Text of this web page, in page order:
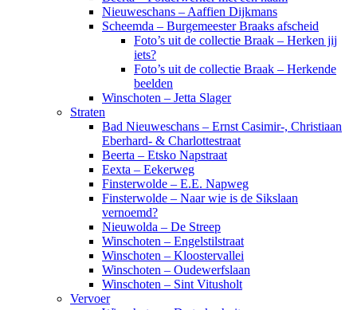
Nieuweschans – Aaffien Dijkmans
Scheemda – Burgemeester Braaks afscheid
Foto’s uit de collectie Braak – Herken jij
iets?
Foto’s uit de collectie Braak – Herkende
beelden
Winschoten – Jetta Slager
Straten
Bad Nieuweschans – Ernst Casimir-, Christiaan
Eberhard- & Charlottestraat
Beerta – Etsko Napstraat
Eexta – Eekerweg
Finsterwolde – E.E. Napweg
Finsterwolde – Naar wie is de Sikslaan
vernoemd?
Nieuwolda – De Streep
Winschoten – Engelstilstraat
Winschoten – Kloostervallei
Winschoten – Oudewerfslaan
Winschoten – Sint Vitusholt
Vervoer